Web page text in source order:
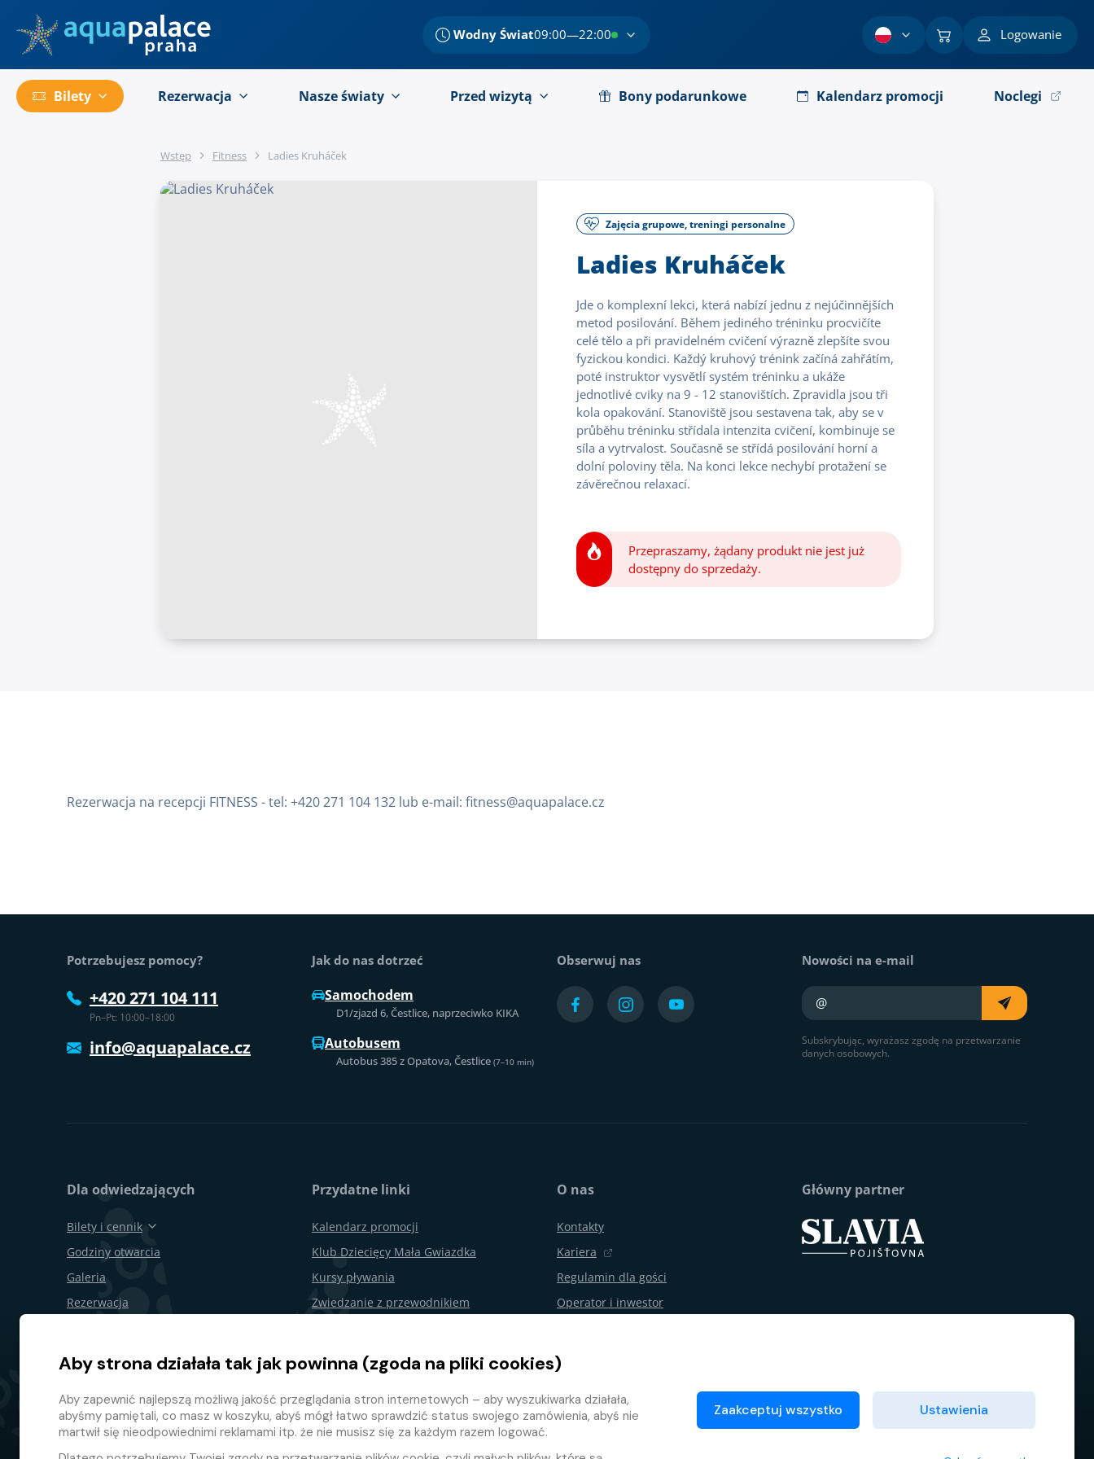
Wodny Świat09:00—22:00 Logowanie
Bilety Rezerwacja Nasze światy Przed wizytą Bony podarunkowe Kalendarz promocji Noclegi
Wstęp Fitness Ladies Kruháček
Zajęcia grupowe, treningi personalne
Ladies Kruháček
Jde o komplexní lekci, která nabízí jednu z nejúčinnějších
metod posilování. Během jediného tréninku procvičíte
celé tělo a při pravidelném cvičení výrazně zlepšíte svou
fyzickou kondici. Každý kruhový trénink začíná zahřátím,
poté instruktor vysvětlí systém tréninku a ukáže
jednotlivé cviky na 9 - 12 stanovištích. Zpravidla jsou tři
kola opakování. Stanoviště jsou sestavena tak, aby se v
průběhu tréninku střídala intenzita cvičení, kombinuje se
síla a vytrvalost. Současně se střídá posilování horní a
dolní poloviny těla. Na konci lekce nechybí protažení se
závěrečnou relaxací.
Przepraszamy, żądany produkt nie jest już
dostępny do sprzedaży.
Rezerwacja na recepcji FITNESS - tel: +420 271 104 132 lub e-mail: fitness@aquapalace.cz
Potrzebujesz pomocy?
+420 271 104 111
Pn–Pt: 10:00–18:00
info@aquapalace.cz
Jak do nas dotrzeć
Samochodem
D1/zjazd 6, Čestlice, naprzeciwko KIKA
Autobusem
Autobus 385 z Opatova, Čestlice (7–10 min)
Obserwuj nas Nowości na e-mail
Twój e-mail
Subskrybując, wyrażasz zgodę na przetwarzanie
danych osobowych.
Dla odwiedzających
Bilety i cennik
Godziny otwarcia
Galeria
Rezerwacja
Mapa terenu
Przydatne linki
Kalendarz promocji
Klub Dziecięcy Mała Gwiazdka
Kursy pływania
Zwiedzanie z przewodnikiem
Odstąpienie od umowy
Program lojalnościowy
O nas
Kontakty
Kariera
Regulamin dla gości
Operator i inwestor
Partnerski e-shop
Główny partner
Aby strona działała tak jak powinna (zgoda na pliki cookies)
Aby zapewnić najlepszą możliwą jakość przeglądania stron internetowych – aby wyszukiwarka działała,
abyśmy pamiętali, co masz w koszyku, abyś mógł łatwo sprawdzić status swojego zamówienia, abyś nie
martwił się nieodpowiednimi reklamami itp. że nie musisz się za każdym razem logować.
Zaakceptuj wszystko Ustawienia